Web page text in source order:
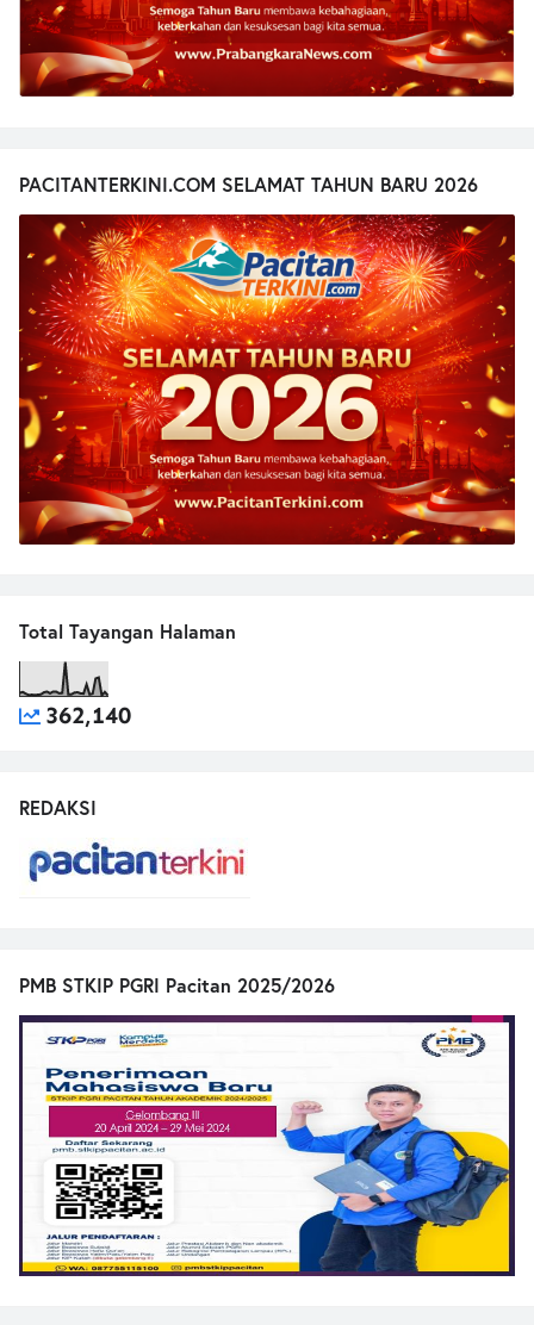
PACITANTERKINI.COM SELAMAT TAHUN BARU 2026
Total Tayangan Halaman
362,140
REDAKSI
PMB STKIP PGRI Pacitan 2025/2026